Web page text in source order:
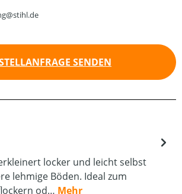
SENDEN
locker und leicht selbst
lehmige Böden. Ideal zum
od… Mehr